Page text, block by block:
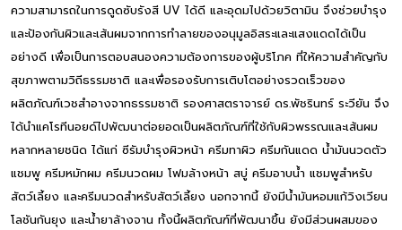
ความสามารถในการดูดซับรังสี UV ได้ดี และอุดมไปด้วยวิตามิน จึงช่วยบำรุง
และป้องกันผิวและเส้นผมจากการทำลายของอนุมูลอิสระและแสงแดดได้เป็น
อย่างดี เพื่อเป็นการตอบสนองความต้องการของผู้บริโภค ที่ให้ความสำคัญกับ
สุขภาพตามวิถีธรรมชาติ และเพื่อรองรับการเติบโตอย่างรวดเร็วของ
ผลิตภัณฑ์เวชสำอางจากธรรมชาติ รองศาสตราจารย์ ดร.พัชรินทร์ ระวียัน จึง
ได้นำแคโรทีนอยด์ไปพัฒนาต่อยอดเป็นผลิตภัณฑ์ที่ใช้กับผิวพรรณและเส้นผม
หลากหลายชนิด ได้แก่ ซีรัมบำรุงผิวหน้า ครีมทาผิว ครีมกันแดด น้ำมันนวดตัว
แชมพู ครีมหมักผม ครีมนวดผม โฟมล้างหน้า สบู่ ครีมอาบน้ำ แชมพูสำหรับ
สัตว์เลี้ยง และครีมนวดสำหรับสัตว์เลี้ยง นอกจากนี้ ยังมีน้ำมันหอมแก้วิงเวียน
โลชันกันยุง และน้ำยาล้างจาน ทั้งนี้ผลิตภัณฑ์ที่พัฒนาขึ้น ยังมีส่วนผสมของ